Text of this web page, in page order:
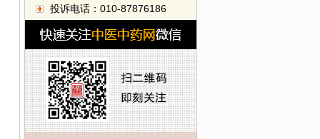
投诉电话：010-87876186